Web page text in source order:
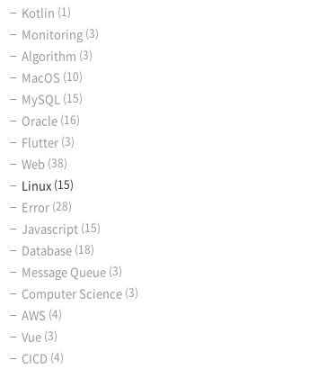
Kotlin (1)
Monitoring (3)
Algorithm (3)
MacOS (10)
MySQL (15)
Oracle (16)
Flutter (3)
Web (38)
Linux (15)
Error (28)
Javascript (15)
Database (18)
Message Queue (3)
Computer Science (3)
AWS (4)
Vue (3)
CICD (4)